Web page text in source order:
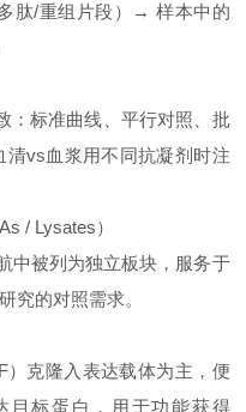
肽/重组片段）→ 样本中的
：标准曲线、平行对照、批
vs血浆用不同抗凝剂时注
/ Lysates）
中被列为独立板块，服务于
究的对照需求。
）克隆入表达载体为主，便
目标蛋白，用于功能获得